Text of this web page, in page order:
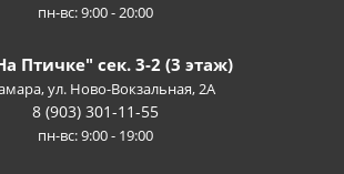
пн-вс: 9:00 - 20:00
Птичке" сек. 3-2 (3 этаж)
ул. Ново-Вокзальная, 2А
8 (903) 301-11-55
пн-вс: 9:00 - 19:00